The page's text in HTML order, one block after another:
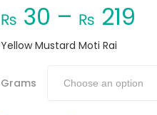
₨ 30 – ₨ 219
Yellow Mustard Moti Rai
Grams